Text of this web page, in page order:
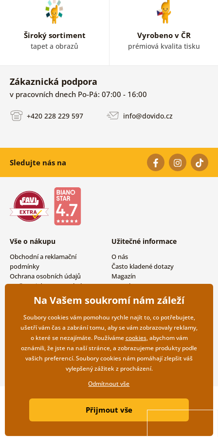
Široký sortiment
tapet a obrazů
Vyrobeno v ČR
prémiová kvalita tisku
Zákaznická podpora
v pracovních dnech Po-Pá: 07:00 - 16:00
+420 228 229 597 info@dovido.cz
Sledujte nás na
Vše o nákupu
Obchodní a reklamační
podmínky
Ochrana osobních údajů
Možnosti dopravy a platby
Vrácení zboží
Užitečné informace
O nás
Často kladené dotazy
Magazín
Kontakty
Velkoobchodní spolupráce
Copyright ©2019 © Dovido.cz.
Litvanyi.sk| E-shop vytvořila
Na Vašem soukromí nám záleží
Soubory cookies vám pomohou rychle najít to, co potřebujete,
ušetří vám čas a zabrání tomu, aby se vám zobrazovaly reklamy,
o které se nezajímáte. Používámecookies, abychom vám
oznámili, že jste na naší stránce, a zobrazujeme produkty podle
vašich preferencí. Soubory cookies nám pomáhají zlepšit váš
vylepšený zážitek z procházení.
Odmítnout vše
Přijmout vše